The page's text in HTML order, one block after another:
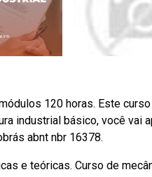
120 horas. Este
industrial básico, você vai
abnt nbr 16378.
e teóricas. Curso de